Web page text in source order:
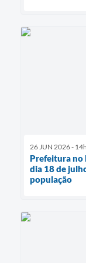
26 JUN 2026 -
Prefeitura no
dia 18 de
população